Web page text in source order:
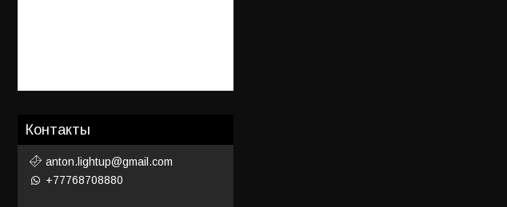
Контакты
anton.lightup@gmail.com
+77768708880